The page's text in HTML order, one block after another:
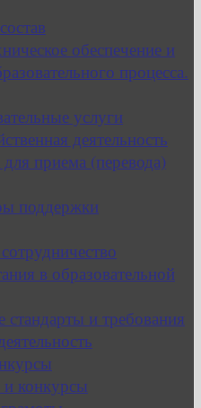
обеспечение и
процесса.
услуги
деятельность
приема (перевода)
поддержки
в образовательной
стандарты и требования
конкурсы